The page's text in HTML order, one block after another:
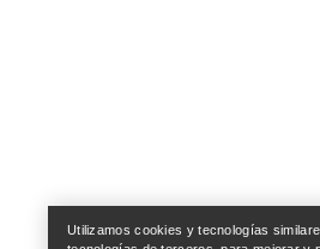
Utilizamos cookies y tecnologías